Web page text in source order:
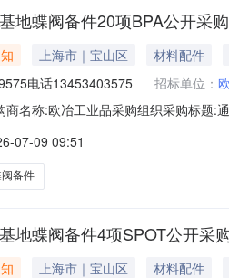
地蝶阀备件20项BPA公开采
上海市｜宝山区 材料配件
电话13453403575 招标单位：
商名称:欧冶工业品采购组织采购标题:
07-09 09:51
备件
地蝶阀备件4项SPOT公开采
上海市｜宝山区 材料配件